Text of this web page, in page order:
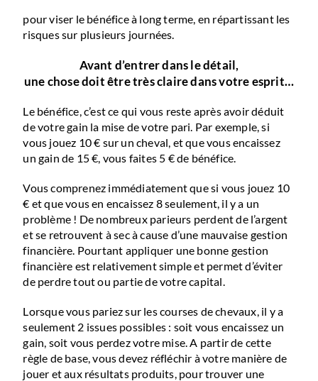
pour viser le bénéfice à long terme, en répartissant les
risques sur plusieurs journées.
Avant d’entrer dans le détail,
une chose doit être très claire dans votre esprit…
Le bénéfice, c’est ce qui vous reste après avoir déduit
de votre gain la mise de votre pari. Par exemple, si
vous jouez 10 € sur un cheval, et que vous encaissez
un gain de 15 €, vous faites 5 € de bénéfice.
Vous comprenez immédiatement que si vous jouez 10
€ et que vous en encaissez 8 seulement, il y a un
problème ! De nombreux parieurs perdent de l’argent
et se retrouvent à sec à cause d’une mauvaise gestion
financière. Pourtant appliquer une bonne gestion
financière est relativement simple et permet d’éviter
de perdre tout ou partie de votre capital.
Lorsque vous pariez sur les courses de chevaux, il y a
seulement 2 issues possibles : soit vous encaissez un
gain, soit vous perdez votre mise. A partir de cette
règle de base, vous devez réfléchir à votre manière de
jouer et aux résultats produits, pour trouver une